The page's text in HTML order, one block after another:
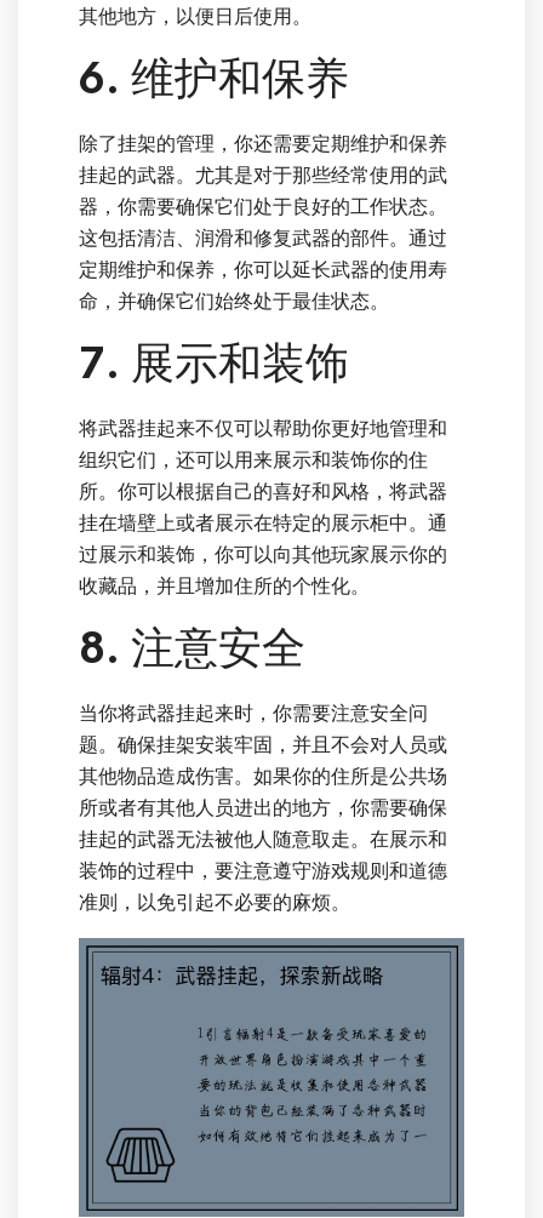
其他地方，以便日后使用。
6. 维护和保养
除了挂架的管理，你还需要定期维护和保养
挂起的武器。尤其是对于那些经常使用的武
器，你需要确保它们处于良好的工作状态。
这包括清洁、润滑和修复武器的部件。通过
定期维护和保养，你可以延长武器的使用寿
命，并确保它们始终处于最佳状态。
7. 展示和装饰
将武器挂起来不仅可以帮助你更好地管理和
组织它们，还可以用来展示和装饰你的住
所。你可以根据自己的喜好和风格，将武器
挂在墙壁上或者展示在特定的展示柜中。通
过展示和装饰，你可以向其他玩家展示你的
收藏品，并且增加住所的个性化。
8. 注意安全
当你将武器挂起来时，你需要注意安全问
题。确保挂架安装牢固，并且不会对人员或
其他物品造成伤害。如果你的住所是公共场
所或者有其他人员进出的地方，你需要确保
挂起的武器无法被他人随意取走。在展示和
装饰的过程中，要注意遵守游戏规则和道德
准则，以免引起不必要的麻烦。